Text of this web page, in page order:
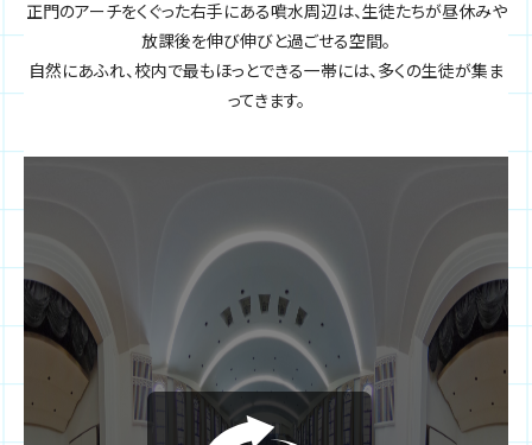
正門のアーチをくぐった右手にある噴水周辺は、生徒たちが昼休みや
放課後を伸び伸びと過ごせる空間。
自然にあふれ、校内で最もほっとできる一帯には、多くの生徒が集ま
ってきます。